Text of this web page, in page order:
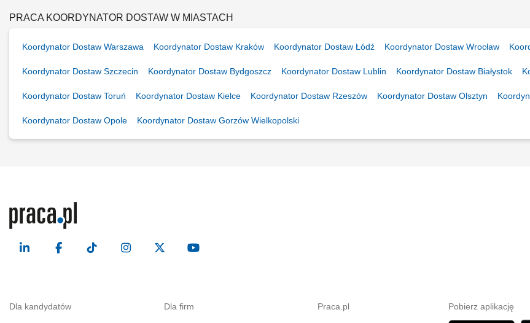
vergleichst verfügbare...
PRACA KOORDYNATOR DOSTAW W MIASTACH
Koordynator Dostaw Warszawa Koordynator Dostaw Kraków Koordynator Dostaw Łódź Koordynator Dostaw Wrocław
Koordynator Dostaw Szczecin Koordynator Dostaw Bydgoszcz Koordynator Dostaw Lublin Koordynator Dostaw Białystok
Koordynator Dostaw Toruń Koordynator Dostaw Kielce Koordynator Dostaw Rzeszów Koordynator Dostaw Olsztyn
Koordynator Dostaw Opole Koordynator Dostaw Gorzów Wielkopolski
Dla kandydatów Dla firm Praca.pl Pobierz aplikację